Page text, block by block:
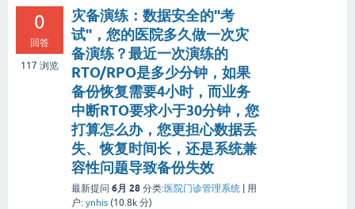
0
回答
117 浏览
灾备演练：数据安全的"考
试"，您的医院多久做一次灾
备演练？最近一次演练的
RTO/RPO是多少分钟，如果
备份恢复需要4小时，而业务
中断RTO要求小于30分钟，您
打算怎么办，您更担心数据丢
失、恢复时间长，还是系统兼
容性问题导致备份失效
最新提问 6月 28 分类:医院门诊管理系统
用
户: ynhis (10.8k 分)